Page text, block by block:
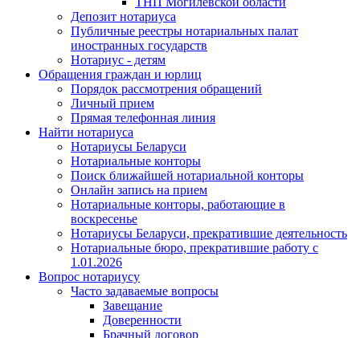
Депозит нотариуса
Публичные реестры нотариальных палат
иностранных государств
Нотариус - детям
Обращения граждан и юрлиц
Порядок рассмотрения обращений
Личный прием
Прямая телефонная линия
Найти нотариуса
Нотариусы Беларуси
Нотариальные конторы
Поиск ближайшей нотариальной конторы
Онлайн запись на прием
Нотариальные конторы, работающие в
воскресенье
Нотариусы Беларуси, прекратившие деятельность
Нотариальные бюро, прекратившие работу с
1.01.2026
Вопрос нотариусу
Часто задаваемые вопросы
Завещание
Доверенности
Брачный договор